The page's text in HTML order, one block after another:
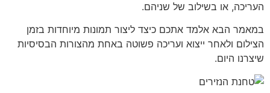
העריכה, או בשילוב של שניהם.
במאמר הבא אלמד אתכם כיצד ליצור תמונות מיוחדות בזמן
הצילום ולאחר ייצוא ועריכה פשוטה באחת מהצורות הבסיסיות
שיצרנו היום.